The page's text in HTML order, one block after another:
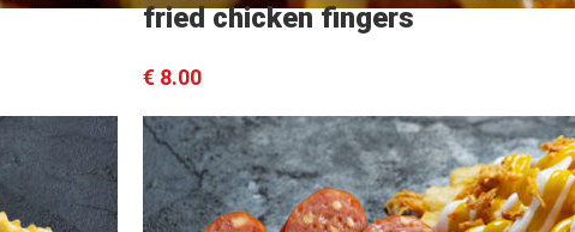
fried chicken fingers
€ 8.00